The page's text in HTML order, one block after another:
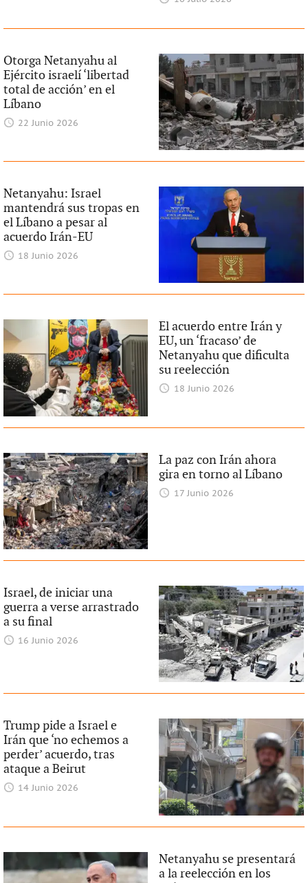
Otorga Netanyahu al
Ejército israelí ‘libertad
total de acción’ en el
Líbano
22 Junio 2026
Netanyahu: Israel
mantendrá sus tropas en
el Líbano a pesar al
acuerdo Irán-EU
18 Junio 2026
El acuerdo entre Irán y
EU, un ‘fracaso’ de
Netanyahu que dificulta
su reelección
18 Junio 2026
La paz con Irán ahora
gira en torno al Líbano
17 Junio 2026
Israel, de iniciar una
guerra a verse arrastrado
a su final
16 Junio 2026
Trump pide a Israel e
Irán que ‘no echemos a
perder’ acuerdo, tras
ataque a Beirut
14 Junio 2026
Netanyahu se presentará
a la reelección en los